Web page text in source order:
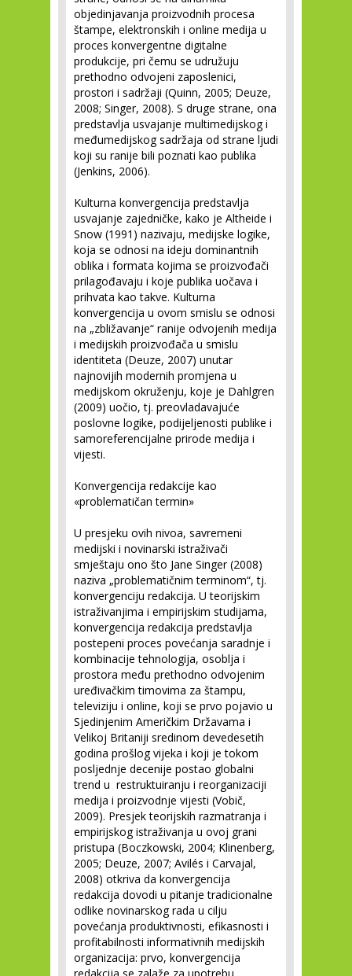
objedinjavanja proizvodnih procesa
štampe, elektronskih i online medija u
proces konvergentne digitalne
produkcije, pri čemu se udružuju
prethodno odvojeni zaposlenici,
prostori i sadržaji (Quinn, 2005; Deuze,
2008; Singer, 2008). S druge strane, ona
predstavlja usvajanje multimedijskog i
međumedijskog sadržaja od strane ljudi
koji su ranije bili poznati kao publika
(Jenkins, 2006).
Kulturna konvergencija predstavlja
usvajanje zajedničke, kako je Altheide i
Snow (1991) nazivaju, medijske logike,
koja se odnosi na ideju dominantnih
oblika i formata kojima se proizvođači
prilagođavaju i koje publika uočava i
prihvata kao takve. Kulturna
konvergencija u ovom smislu se odnosi
na „zbližavanje“ ranije odvojenih medija
i medijskih proizvođača u smislu
identiteta (Deuze, 2007) unutar
najnovijih modernih promjena u
medijskom okruženju, koje je Dahlgren
(2009) uočio, tj. preovladavajuće
poslovne logike, podijeljenosti publike i
samoreferencijalne prirode medija i
vijesti.
Konvergencija redakcije kao
«problematičan termin»
U presjeku ovih nivoa, savremeni
medijski i novinarski istraživači
smještaju ono što Jane Singer (2008)
naziva „problematičnim terminom“, tj.
konvergenciju redakcija. U teorijskim
istraživanjima i empirijskim studijama,
konvergencija redakcija predstavlja
postepeni proces povećanja saradnje i
kombinacije tehnologija, osoblja i
prostora među prethodno odvojenim
uređivačkim timovima za štampu,
televiziju i online, koji se prvo pojavio u
Sjedinjenim Američkim Državama i
Velikoj Britaniji sredinom devedesetih
godina prošlog vijeka i koji je tokom
posljednje decenije postao globalni
trend u restruktuiranju i reorganizaciji
medija i proizvodnje vijesti (Vobič,
2009). Presjek teorijskih razmatranja i
empirijskog istraživanja u ovoj grani
pristupa (Boczkowski, 2004; Klinenberg,
2005; Deuze, 2007; Avilés i Carvajal,
2008) otkriva da konvergencija
redakcija dovodi u pitanje tradicionalne
odlike novinarskog rada u cilju
povećanja produktivnosti, efikasnosti i
profitabilnosti informativnih medijskih
organizacija: prvo, konvergencija